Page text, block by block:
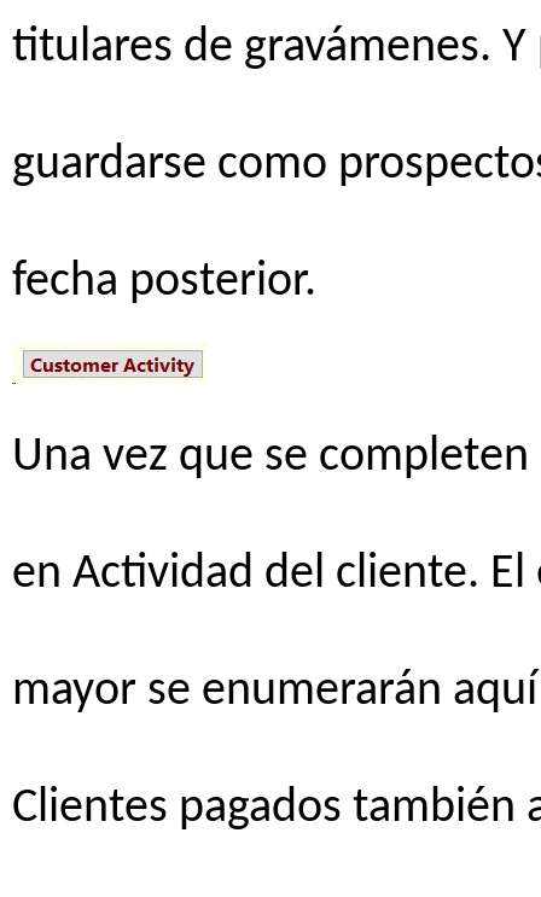
titulares de gravámenes. Y
guardarse como
fecha posterior.
Una vez que se completen
en Actividad del cliente. El
mayor se enumerarán aquí
Clientes pagados también